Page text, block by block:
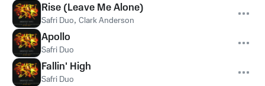
Rise (Leave Me Alone)
Safri Duo, Clark Anderson
Apollo
Safri Duo
Fallin' High
Safri Duo